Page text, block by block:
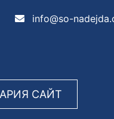
info@so-
САЙТ